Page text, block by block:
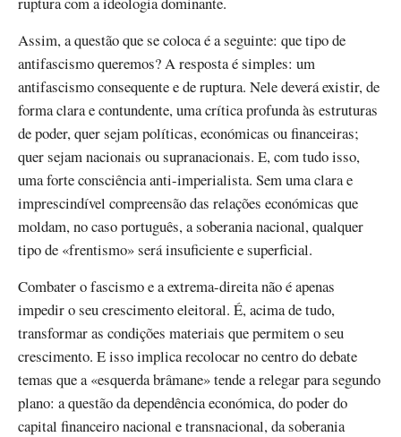
Assim, a questão que se coloca é a seguinte: que tipo de
antifascismo queremos? A resposta é simples: um
antifascismo consequente e de ruptura. Nele deverá existir, de
forma clara e contundente, uma crítica profunda às estruturas
de poder, quer sejam políticas, económicas ou financeiras;
quer sejam nacionais ou supranacionais. E, com tudo isso,
uma forte consciência anti-imperialista. Sem uma clara e
imprescindível compreensão das relações económicas que
moldam, no caso português, a soberania nacional, qualquer
tipo de «frentismo» será insuficiente e superficial.
Combater o fascismo e a extrema-direita não é apenas
impedir o seu crescimento eleitoral. É, acima de tudo,
transformar as condições materiais que permitem o seu
crescimento. E isso implica recolocar no centro do debate
temas que a «esquerda brâmane» tende a relegar para segundo
plano: a questão da dependência económica, do poder do
capital financeiro nacional e transnacional, da soberania